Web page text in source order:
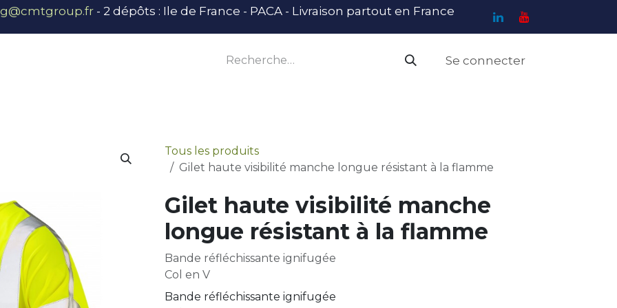
- 2 dépôts : Ile de France - PACA - Livraison partout en France
Se connecter
Tous les produits
Gilet haute visibilité manche longue résistant à la flamme
Gilet haute visibilité manche
longue résistant à la flamme
Bande réfléchissante ignifugée
Col en V
Bande réfléchissante ignifugée